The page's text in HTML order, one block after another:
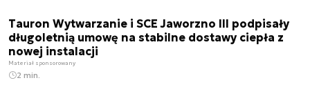
Tauron Wytwarzanie i SCE Jaworzno III podpisały
długoletnią umowę na stabilne dostawy ciepła z
nowej instalacji
Materiał sponsorowany
2 min.